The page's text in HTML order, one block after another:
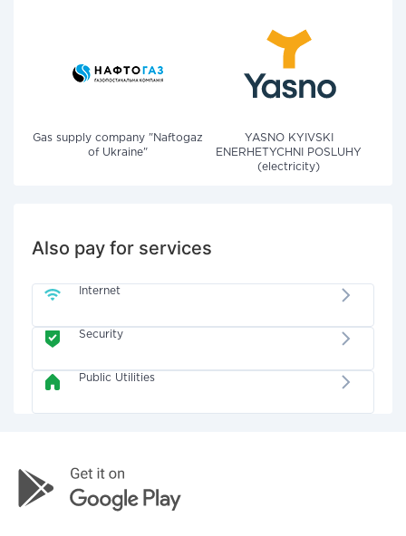
Gas supply company "Naftogaz
of Ukraine"
YASNO KYIVSKI
ENERHETYCHNI POSLUHY
(electricity)
Also pay for services
Internet
Security
Public Utilities